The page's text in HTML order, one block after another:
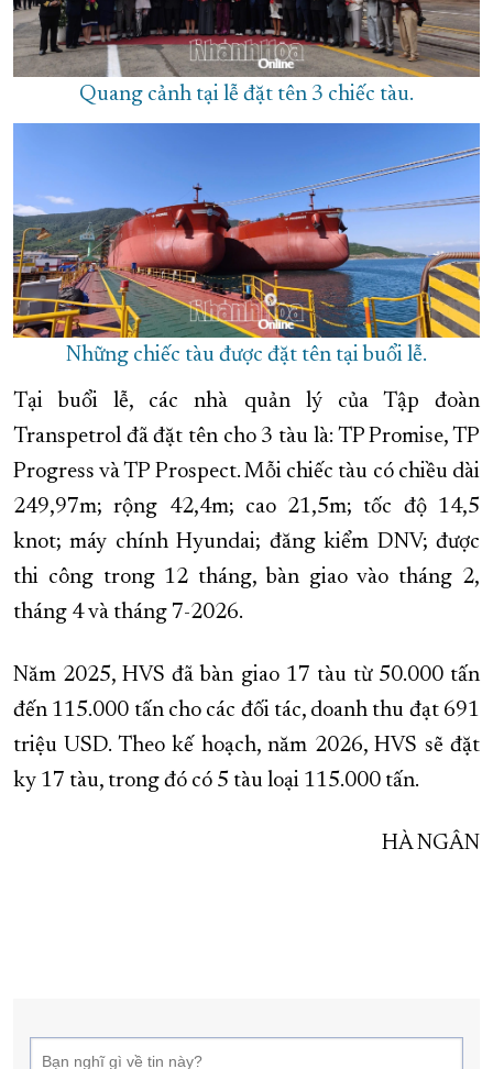
Quang cảnh tại lễ đặt tên 3 chiếc tàu.
Những chiếc tàu được đặt tên tại buổi lễ.
Tại buổi lễ, các nhà quản lý của Tập đoàn
Transpetrol đã đặt tên cho 3 tàu là: TP Promise, TP
Progress và TP Prospect. Mỗi chiếc tàu có chiều dài
249,97m; rộng 42,4m; cao 21,5m; tốc độ 14,5
knot; máy chính Hyundai; đăng kiểm DNV; được
thi công trong 12 tháng, bàn giao vào tháng 2,
tháng 4 và tháng 7-2026.
Năm 2025, HVS đã bàn giao 17 tàu từ 50.000 tấn
đến 115.000 tấn cho các đối tác, doanh thu đạt 691
triệu USD. Theo kế hoạch, năm 2026, HVS sẽ đặt
ky 17 tàu, trong đó có 5 tàu loại 115.000 tấn.
HÀ NGÂN